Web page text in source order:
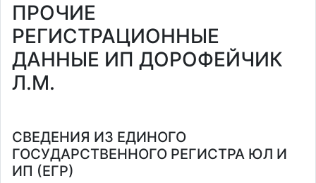
ПРОЧИЕ
РЕГИСТРАЦИОННЫЕ
ДАННЫЕ ИП ДОРОФЕЙЧИК
Л.М.
СВЕДЕНИЯ ИЗ ЕДИНОГО
ГОСУДАРСТВЕННОГО РЕГИСТРА ЮЛ И
ИП (ЕГР)